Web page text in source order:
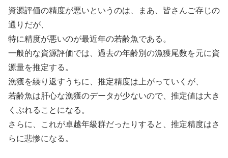
資源評価の精度が悪いというのは、まあ、皆さんご存じの
通りだが、
特に精度が悪いのが最近年の若齢魚である。
一般的な資源評価では、過去の年齢別の漁獲尾数を元に資
源量を推定する。
漁獲を繰り返すうちに、推定精度は上がっていくが、
若齢魚は肝心な漁獲のデータが少ないので、推定値は大き
くぶれることになる。
さらに、これが卓越年級群だったりすると、推定精度はさ
らに悲惨になる。